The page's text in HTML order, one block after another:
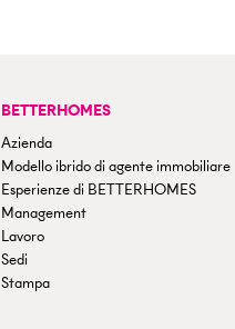
BETTERHOMES
Azienda
Modello ibrido di agente immobiliare
Esperienze di BETTERHOMES
Management
Lavoro
Sedi
Stampa